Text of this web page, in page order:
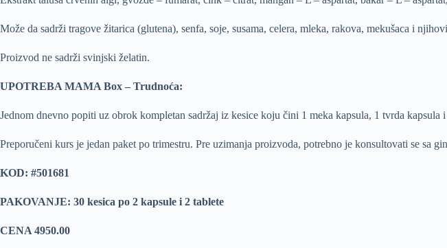
Može da sadrži tragove žitarica (glutena), senfa, soje, susama, celera, mleka, rakova, mekušaca i
Proizvod ne sadrži svinjski želatin.
UPOTREBA MAMA Box – Trudnoća:
Jednom dnevno popiti uz obrok kompletan sadržaj iz kesice koju čini 1 meka kapsula, 1 tvrda kapsula
Preporučeni kurs je jedan paket po trimestru. Pre uzimanja proizvoda, potrebno je konsultovati se sa
KOD: #501681
PAKOVANJE: 30 kesica po 2 kapsule i 2 tablete
CENA 4950.00